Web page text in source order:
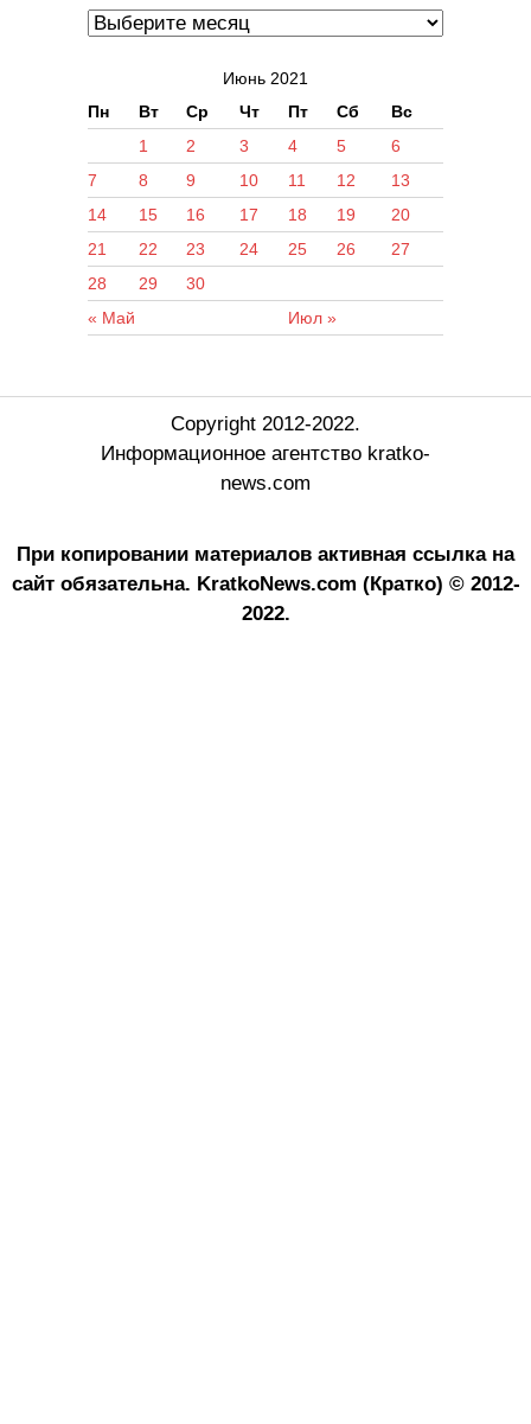
Июнь 2021
Пн
Вт Ср Чт Пт Сб Вс
« Май Июл »
1 2 3 4 5
6
7
8 9 10 11 12
13
14
15 16 17 18 19
20
21
22 23 24 25 26
27
28
29 30
Copyright 2012-2022.
Информационное агентство kratko-
news.com
При копировании материалов активная ссылка на
сайт обязательна. KratkoNews.com (Кратко) © 2012-
2022.